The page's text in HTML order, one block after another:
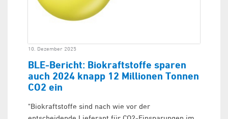
10. Dezember 2025
BLE-Bericht: Biokraftstoffe sparen
auch 2024 knapp 12 Millionen Tonnen
CO2 ein
"Biokraftstoffe sind nach wie vor der